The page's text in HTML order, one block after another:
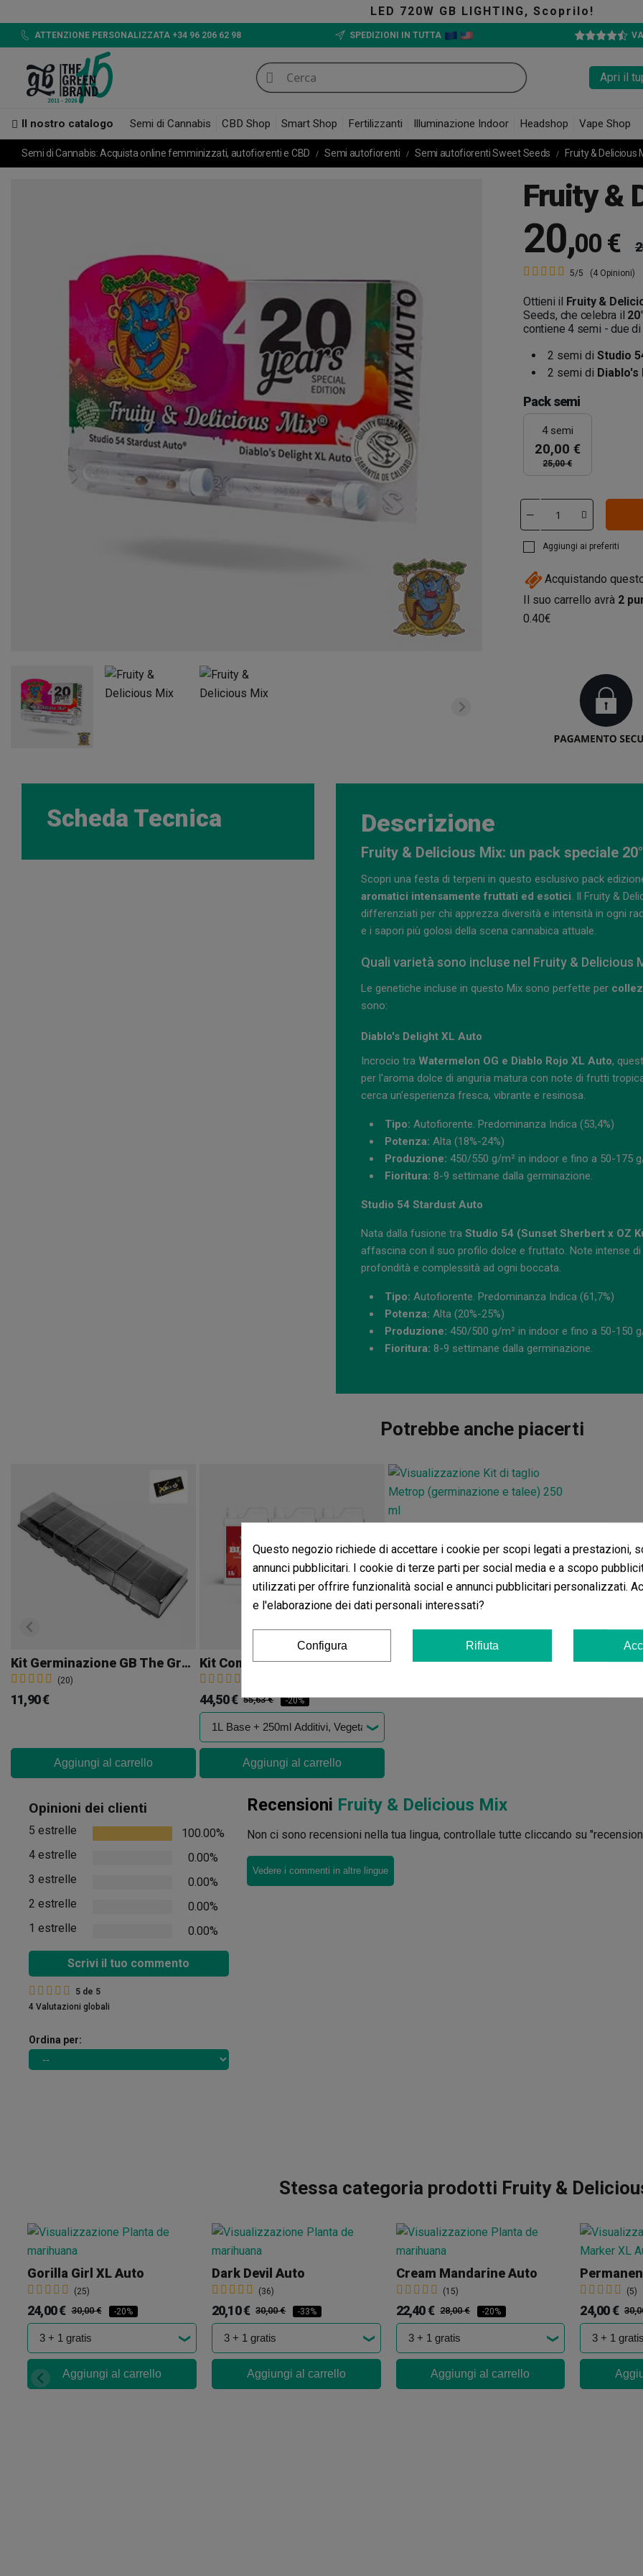
LED 720W GB LIGHTING, Scoprilo!
ATTENZIONE PERSONALIZZATA +34 96 206 62 98 SPEDIZIONI IN TUTTA
Apri il
Il nostro catalogo Semi di Cannabis CBD Shop Smart Shop Fertilizzanti Illuminazione Indoor Headshop Vape Shop
Semi di Cannabis: Acquista online femminizzati, autofiorenti e CBD Semi autofiorenti Semi autofiorenti Sweet Seeds Fruity & Delicious
Fruity &
20,00 €
5/5 (4 Opinioni)
Ottieni il Fruity &
Seeds, che celebra il
contiene 4 semi - due
2 semi di Studio
2 semi di Diablo's
Pack semi
4 semi
20,00 €
25,00 €
Aggiungi ai preferiti
Acquistando
Il suo carrello avrà 2
0.40€
Scheda Tecnica Descrizione
Fruity & Delicious Mix: un pack speciale
Scopri una festa di terpeni in questo esclusivo pack
aromatici intensamente fruttati ed esotici. Il Fruity &
differenziati per chi apprezza diversità e intensità in ogni
e i sapori più golosi della scena cannabica attuale.
Quali varietà sono incluse nel Fruity & Delicious
Le genetiche incluse in questo Mix sono perfette per
sono:
Diablo's Delight XL Auto
Incrocio tra Watermelon OG e Diablo Rojo XL Auto,
per l'aroma dolce di anguria matura con note di frutti
cerca un'esperienza fresca, vibrante e resinosa.
Tipo: Autofiorente. Predominanza Indica (53,4%)
Potenza: Alta (18%-24%)
Produzione: 450/550 g/m² in indoor e fino a 50-175
Fioritura: 8-9 settimane dalla germinazione.
Studio 54 Stardust Auto
Nata dalla fusione tra Studio 54 (Sunset Sherbert x OZ
affascina con il suo profilo dolce e fruttato. Note intense
profondità e complessità ad ogni boccata.
Tipo: Autofiorente. Predominanza Indica (61,7%)
Potenza: Alta (20%-25%)
Produzione: 450/500 g/m² in indoor e fino a 50-150
Fioritura: 8-9 settimane dalla germinazione.
Potrebbe anche piacerti
Kit Germinazione GB The Green Brand
(20)
11,90 €
Aggiungi al carrello
Kit Completo Boom Nutrients
44,50 € 55,63 € -20%
Aggiungi al carrello
(5)
30,00 €
Opinioni dei clienti
5 estrelle
100.00%
4 estrelle
0.00%
3 estrelle
0.00%
2 estrelle
0.00%
1 estrelle
0.00%
Scrivi il tuo commento
5 de 5
4 Valutazioni globali
Ordina per:
Recensioni Fruity & Delicious Mix
Non ci sono recensioni nella tua lingua, controllale tutte cliccando su
Vedere i commenti in altre lingue
Stessa categoria prodotti Fruity &
Gorilla Girl XL Auto
(25)
24,00 € 30,00 € -20%
Aggiungi al carrello
Dark Devil Auto
(36)
20,10 € 30,00 € -33%
Aggiungi al carrello
Cream Mandarine Auto
(15)
22,40 € 28,00 € -20%
Aggiungi al carrello
(5)
24,00 €
Questo negozio richiede di accettare i cookie per scopi legati a prestazioni,
annunci pubblicitari. I cookie di terze parti per social media e a scopo
utilizzati per offrire funzionalità social e annunci pubblicitari personalizzati.
e l'elaborazione dei dati personali interessati?
Configura Rifiuta